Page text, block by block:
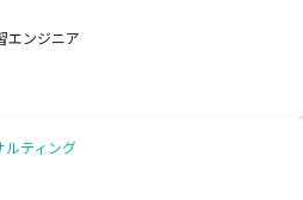
エンジニア
ルティング